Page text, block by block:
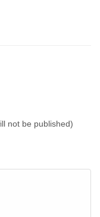
not be published)